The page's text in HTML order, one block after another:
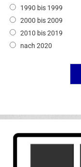
1990 bis 1999
2000 bis 2009
2010 bis 2019
nach 2020